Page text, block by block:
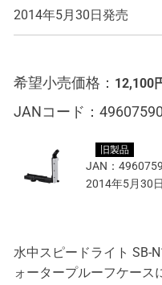
2014年5月30日発売
希望小売価格： 12,100
JANコード：
旧製品
JAN：
2014年5月30
水中スピードライト SB-
ォータープルーフケース